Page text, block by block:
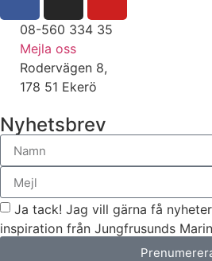
08-560 334 35
Mejla oss
Rodervägen 8,
178 51 Ekerö
Nyhetsbrev
Ja tack! Jag vill gärna få
inspiration från Jungfrusunds